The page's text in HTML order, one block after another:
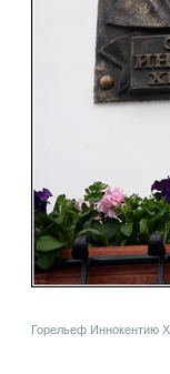
Горельеф Иннокентию